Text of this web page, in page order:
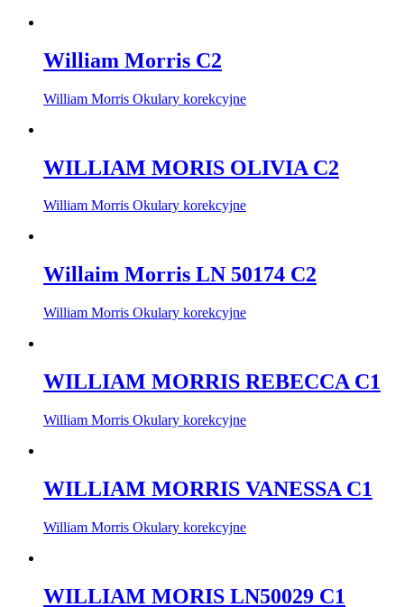
William Morris C2
William Morris Okulary korekcyjne
WILLIAM MORIS OLIVIA C2
William Morris Okulary korekcyjne
Willaim Morris LN 50174 C2
William Morris Okulary korekcyjne
WILLIAM MORRIS REBECCA C1
William Morris Okulary korekcyjne
WILLIAM MORRIS VANESSA C1
William Morris Okulary korekcyjne
WILLIAM MORIS LN50029 C1